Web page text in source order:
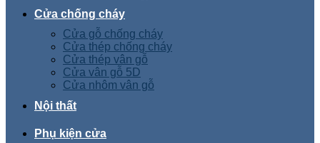
Cửa chống cháy
Cửa gỗ chống cháy
Cửa thép chống cháy
Cửa thép vân gỗ
Cửa vân gỗ 5D
Cửa nhôm vân gỗ
Nội thất
Phụ kiện cửa